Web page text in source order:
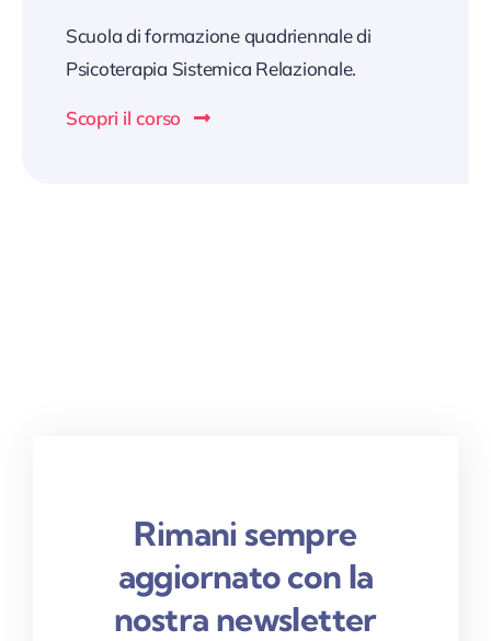
Scuola di formazione quadriennale di
Psicoterapia Sistemica Relazionale.
Scopri il corso
Rimani sempre
aggiornato con la
nostra newsletter